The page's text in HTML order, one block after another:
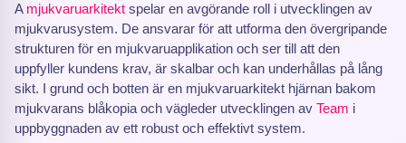
A mjukvaruarkitekt spelar en avgörande roll i utvecklingen av
mjukvarusystem. De ansvarar för att utforma den övergripande
strukturen för en mjukvaruapplikation och ser till att den
uppfyller kundens krav, är skalbar och kan underhållas på lång
sikt. I grund och botten är en mjukvaruarkitekt hjärnan bakom
mjukvarans blåkopia och vägleder utvecklingen av Team i
uppbyggnaden av ett robust och effektivt system.